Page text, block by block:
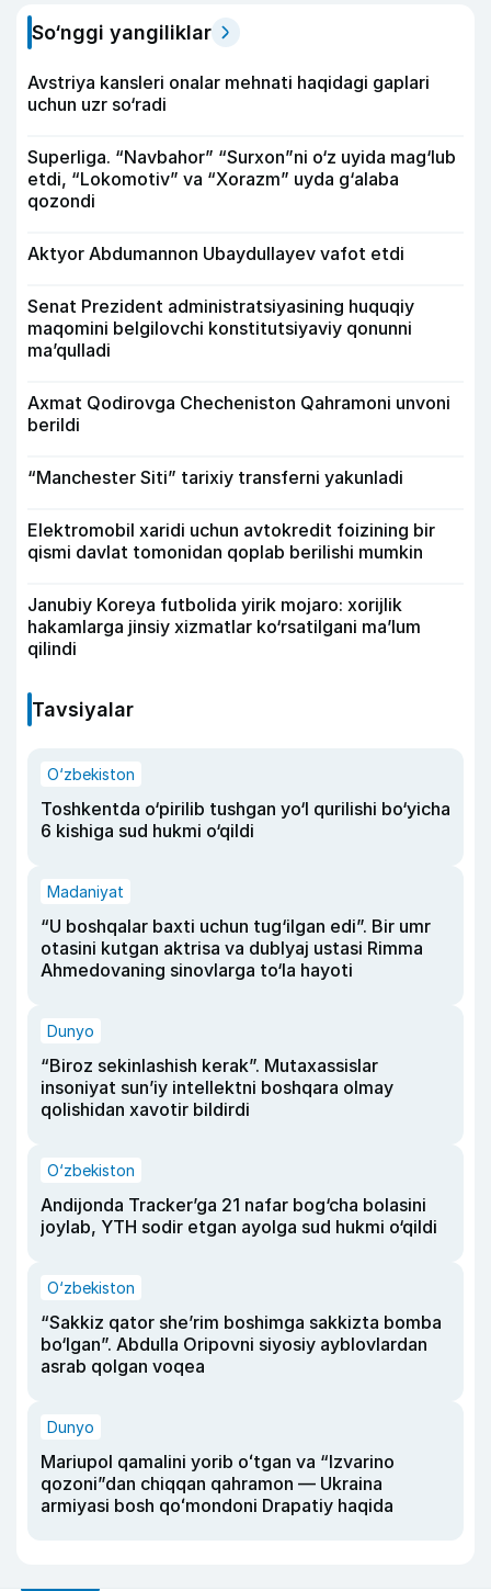
So‘nggi yangiliklar
Avstriya kansleri onalar mehnati haqidagi gaplari
uchun uzr so‘radi
Superliga. “Navbahor” “Surxon”ni o‘z uyida mag‘lub
etdi, “Lokomotiv” va “Xorazm” uyda g‘alaba
qozondi
Aktyor Abdu­mannon Ubaydullayev vafot etdi
Senat Prezident administratsiyasining huquqiy
maqomini belgilovchi konstitutsiyaviy qonunni
ma’qulladi
Axmat Qodirovga Checheniston Qahramoni unvoni
berildi
“Manchester Siti” tarixiy transferni yakunladi
Elektromobil xaridi uchun avtokredit foizining bir
qismi davlat tomonidan qoplab berilishi mumkin
Janubiy Koreya futbolida yirik mojaro: xorijlik
hakamlarga jinsiy xizmatlar ko‘rsatilgani ma’lum
qilindi
Tavsiyalar
O‘zbekiston
Toshkentda o‘pirilib tushgan yo‘l qurilishi bo‘yicha
6 kishiga sud hukmi o‘qildi
Madaniyat
“U boshqalar baxti uchun tug‘ilgan edi”. Bir umr
otasini kutgan aktrisa va dublyaj ustasi Rimma
Ahmedovaning sinovlarga to‘la hayoti
Dunyo
“Biroz sekinlashish kerak”. Mutaxassislar
insoniyat sun’iy intellektni boshqara olmay
qolishidan xavotir bildirdi
O‘zbekiston
Andijonda Tracker’ga 21 nafar bog‘cha bolasini
joylab, YTH sodir etgan ayolga sud hukmi o‘qildi
O‘zbekiston
“Sakkiz qator she’rim boshimga sakkizta bomba
bo‘lgan”. Abdulla Oripovni siyosiy ayblovlardan
asrab qolgan voqea
Dunyo
Mariupol qamalini yorib oʻtgan va “Izvarino
qozoni”dan chiqqan qahramon — Ukraina
armiyasi bosh qoʻmondoni Drapatiy haqida